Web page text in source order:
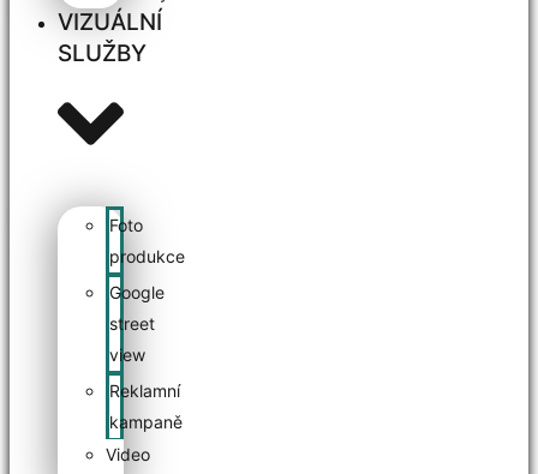
VIZUÁLNÍ
SLUŽBY
Foto
produkce
Google
street
view
Reklamní
kampaně
Video